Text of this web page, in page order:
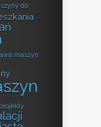
do
maszyn
projekty